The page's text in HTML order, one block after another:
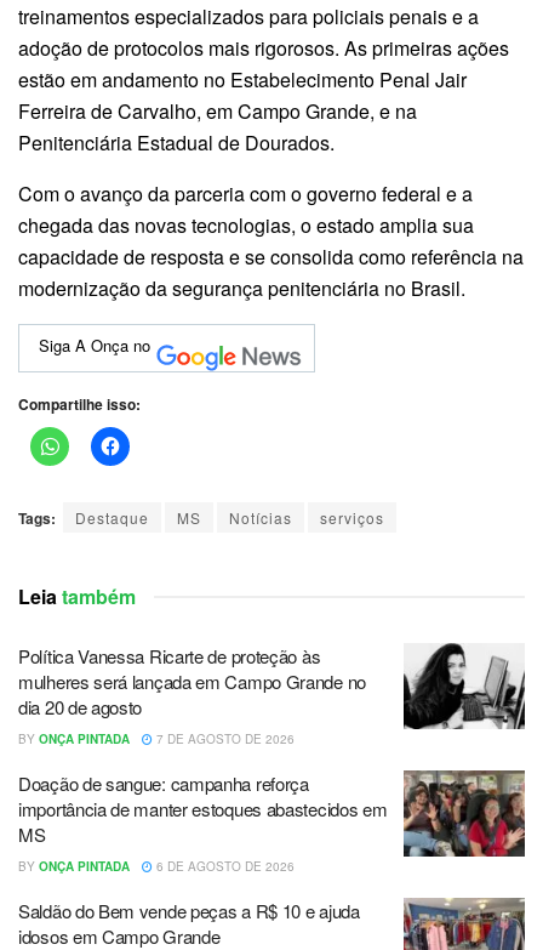
treinamentos especializados para policiais penais e a
adoção de protocolos mais rigorosos. As primeiras ações
estão em andamento no Estabelecimento Penal Jair
Ferreira de Carvalho, em Campo Grande, e na
Penitenciária Estadual de Dourados.
Com o avanço da parceria com o governo federal e a
chegada das novas tecnologias, o estado amplia sua
capacidade de resposta e se consolida como referência na
modernização da segurança penitenciária no Brasil.
Siga A Onça no
Compartilhe isso:
Tags: Destaque MS Notícias serviços
Leia também
Política Vanessa Ricarte de proteção às
mulheres será lançada em Campo Grande no
dia 20 de agosto
BY ONÇA PINTADA 7 DE AGOSTO DE 2026
Doação de sangue: campanha reforça
importância de manter estoques abastecidos em
MS
BY ONÇA PINTADA 6 DE AGOSTO DE 2026
Saldão do Bem vende peças a R$ 10 e ajuda
idosos em Campo Grande